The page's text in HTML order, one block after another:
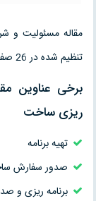
مقاله مسئولیت و
تنظیم شده در 26 صفحه است که دارای عناوین مختلفی می باشد .
برخی عناوین
ریزی ساخت
تهیه برنامه
صدور سفارش
برنامه ریزی و